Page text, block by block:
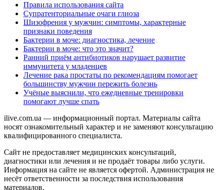
Правила использования сайта
Супратенториальные очаги глиоза
Шизофрения у мужчин: симптомы, характерные
признаки поведения
Бактерии в моче: диагностика, лечение
Бактерии в моче: что это значит?
Ранний приём антибиотиков нарушает развитие
иммунитета у младенцев
Лечение рака простаты по рекомендациям помогает
большинству мужчин пережить болезнь
Учёные выяснили, что ежедневные тренировки
помогают лучше спать
ilive.com.ua — информационный портал. Материалы сайта
носят ознакомительный характер и не заменяют консультацию
квалифицированного специалиста.
Сайт не предоставляет медицинских консультаций,
диагностики или лечения и не продаёт товары либо услуги.
Информация на сайте не является офертой. Администрация не
несёт ответственности за последствия использования
материалов.